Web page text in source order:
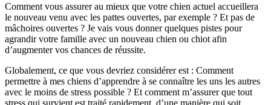
Comment vous assurer au mieux que votre chien actuel accueillera
le nouveau venu avec les pattes ouvertes, par exemple ? Et pas de
mâchoires ouvertes ? Je vais vous donner quelques pistes pour
agrandir votre famille avec un nouveau chien ou chiot afin
d’augmenter vos chances de réussite.
Globalement, ce que vous devriez considérer est : Comment
permettre à mes chiens d’apprendre à se connaître les uns les autres
avec le moins de stress possible ? Et comment m’assurer que tout
stress qui survient est traité rapidement, d’une manière qui soit